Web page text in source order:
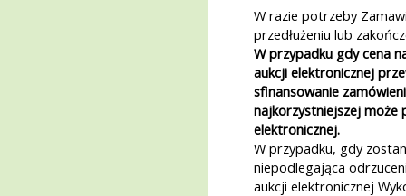
W razie potrzeby
przedłużeniu lub
W przypadku gdy cena
aukcji elektronicznej
sfinansowanie
najkorzystniejszej może
elektronicznej.
W przypadku, gdy
niepodlegająca
aukcji elektronicznej